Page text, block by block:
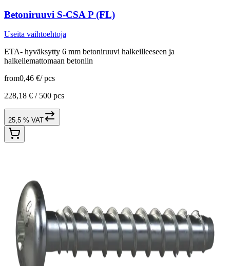
Betoniruuvi S-CSA P (FL)
Useita vaihtoehtoja
ETA- hyväksytty 6 mm betoniruuvi halkeilleeseen ja
halkeilemattomaan betoniin
from0,46 €/ pcs
228,18 € / 500 pcs
25,5 % VAT